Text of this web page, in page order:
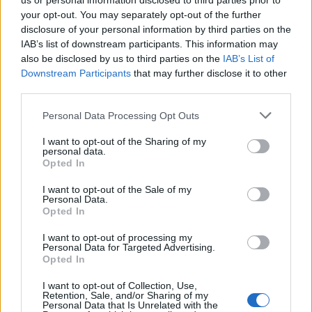
your opt-out. You may separately opt-out of the further
disclosure of your personal information by third parties on the
IAB’s list of downstream participants. This information may
also be disclosed by us to third parties on the IAB’s List of
Downstream Participants that may further disclose it to other
Personal Data Processing Opt Outs
I want to opt-out of the Sharing of my
personal data.
Opted In
I want to opt-out of the Sale of my
Personal Data.
Opted In
I want to opt-out of processing my
Personal Data for Targeted Advertising.
Opted In
I want to opt-out of Collection, Use,
Retention, Sale, and/or Sharing of my
Personal Data that Is Unrelated with the
Most nem kockáztatnak a magyar befektetők:
ezekbe a biztos papírokba teszik a pénzt
Az OTP és a Richter is profitált a kockázatkerülő
befektetői hangulatból.
Brutális menetelés a magyar tőzsdén:
történelmi csúcsra lőtt ki a hazai gigacég,
elépesztőt szakított, aki jó lóra tett
Növekvő forgalomban emelkedett a Budapesti
Értéktőzsde (BÉT) részvényindexe a héten
PÉNZCENTRUM| 2026. július 24. 18:50
Nagyot kaszált, aki ma ebbe fektette a pénzét a
Budapesti Értéktőzsdén
A részvénypiac forgalma 20,3 milliárd forint volt, a